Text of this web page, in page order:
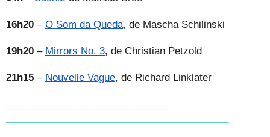
16h20 – O Som da Queda, de Mascha Schilinski
19h20 – Mirrors No. 3, de Christian Petzold
21h15 – Nouvelle Vague, de Richard Linklater